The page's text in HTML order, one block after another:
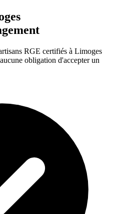
RGE certifiés à Limoges
obligation d'accepter un